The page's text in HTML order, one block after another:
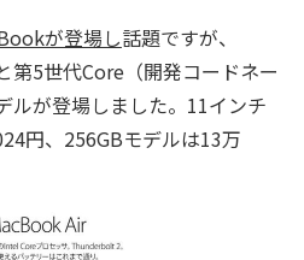
が登場し話題ですが、
第5世代Core（開発コードネー
が登場しました。11インチ
円、256GBモデルは13万